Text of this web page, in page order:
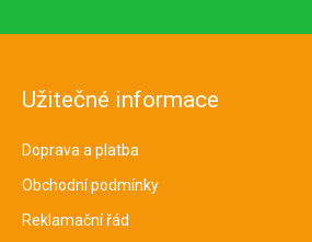
Užitečné informace
Doprava a platba
Obchodní podmínky
Reklamační řád